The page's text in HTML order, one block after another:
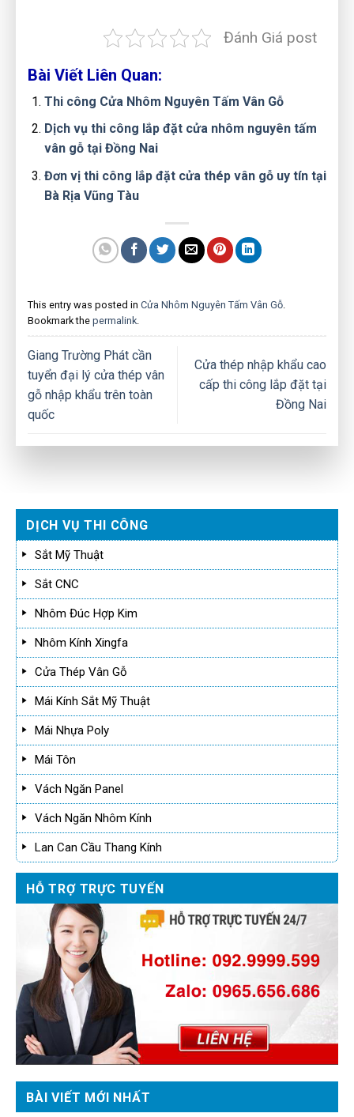
Đánh Giá post
Bài Viết Liên Quan:
Thi công Cửa Nhôm Nguyên Tấm Vân Gỗ
Dịch vụ thi công lắp đặt cửa nhôm nguyên tấm
vân gỗ tại Đồng Nai
Đơn vị thi công lắp đặt cửa thép vân gỗ uy tín tại
Bà Rịa Vũng Tàu
This entry was posted in Cửa Nhôm Nguyên Tấm Vân Gỗ.
Bookmark the permalink.
Giang Trường Phát cần
tuyển đại lý cửa thép vân
gỗ nhập khẩu trên toàn
quốc
Cửa thép nhập khẩu cao
cấp thi công lắp đặt tại
Đồng Nai
DỊCH VỤ THI CÔNG
Sắt Mỹ Thuật
Sắt CNC
Nhôm Đúc Hợp Kim
Nhôm Kính Xingfa
Cửa Thép Vân Gỗ
Mái Kính Sắt Mỹ Thuật
Mái Nhựa Poly
Mái Tôn
Vách Ngăn Panel
Vách Ngăn Nhôm Kính
Lan Can Cầu Thang Kính
HỖ TRỢ TRỰC TUYẾN
BÀI VIẾT MỚI NHẤT